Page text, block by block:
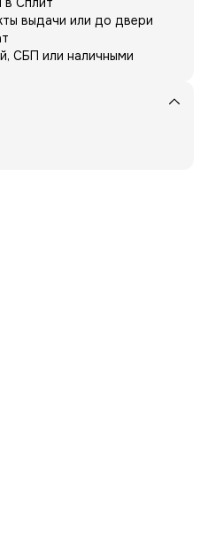
выдачи или до двери
СБП или наличными